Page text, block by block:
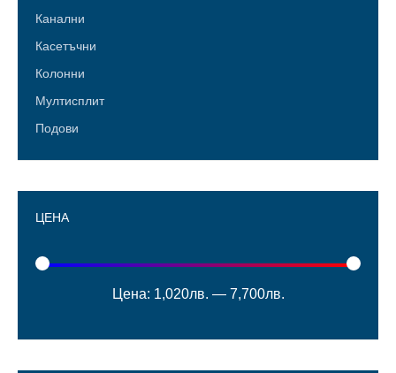
Канални
Касетъчни
Колонни
Мултисплит
Подови
ЦЕНА
Цена: 1,020лв. — 7,700лв.